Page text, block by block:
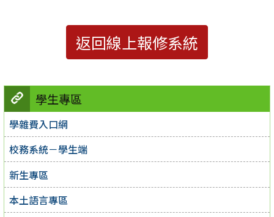
學生專區
學雜費入口網
校務系統－學生端
新生專區
本土語言專區
返回線上報修系統